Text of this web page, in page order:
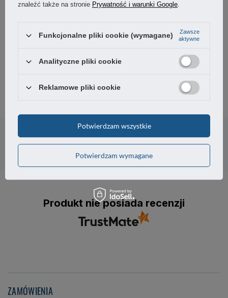
Koło przemysłowe 125 mm/350 kg z hamulcem, płyta,
Potrzebujesz pomocy? Masz pytania?
Zadaj pytanie a my odpowiemy niezwłocznie,
najciekawsze pytania i odpowiedzi publikując
Zadaj pytanie
Produkt nie posiada recenzji
ZAMÓWIENIA
znaleźć także na stronie Prywatność i warunki Google.
Funkcjonalne pliki cookie (wymagane)
Zawsze
aktywne
Analityczne pliki cookie
Reklamowe pliki cookie
Potwierdzam wymagane
Potwierdzam wszystkie